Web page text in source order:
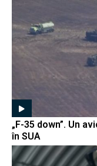
„F-35 down”. Un
în SUA